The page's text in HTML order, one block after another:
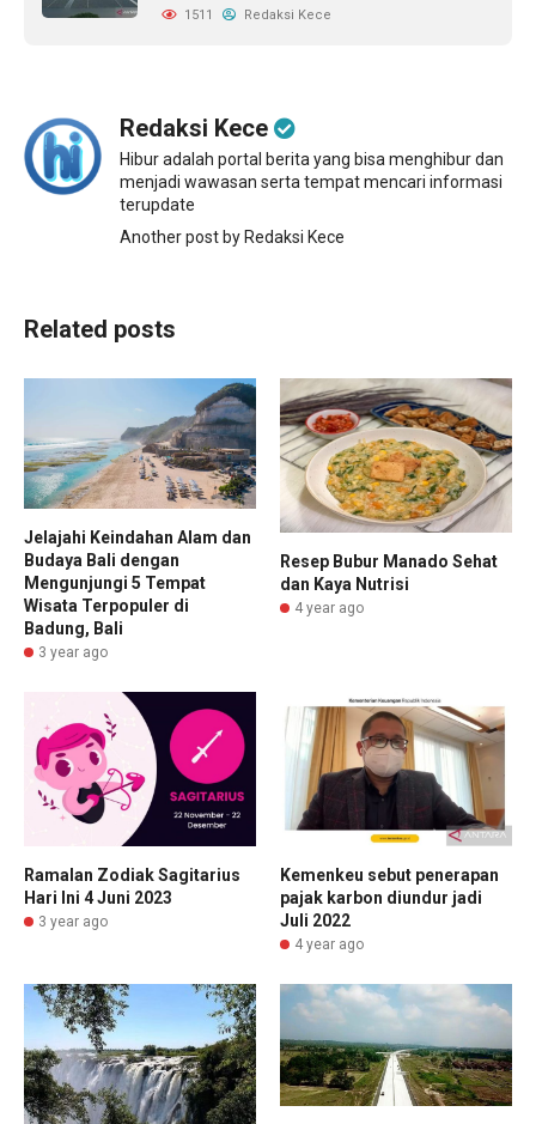
1511 Redaksi Kece
Redaksi Kece
Hibur adalah portal berita yang bisa menghibur dan
menjadi wawasan serta tempat mencari informasi
terupdate
Another post by Redaksi Kece
Related posts
Jelajahi Keindahan Alam dan
Budaya Bali dengan
Mengunjungi 5 Tempat
Wisata Terpopuler di
Badung, Bali
3 year ago
Resep Bubur Manado Sehat
dan Kaya Nutrisi
4 year ago
Ramalan Zodiak Sagitarius
Hari Ini 4 Juni 2023
3 year ago
Kemenkeu sebut penerapan
pajak karbon diundur jadi
Juli 2022
4 year ago